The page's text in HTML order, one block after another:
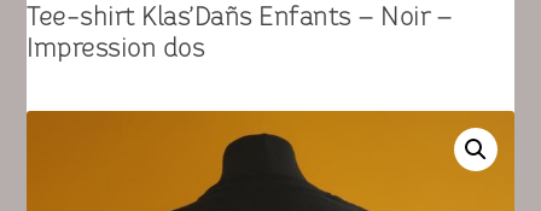
Tee-shirt Klas’Dañs Enfants – Noir –
Impression dos